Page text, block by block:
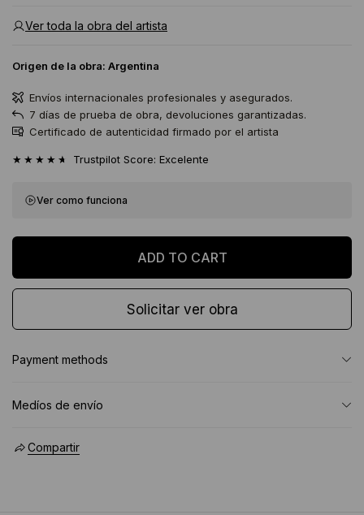
Ver toda la obra del artista
Origen de la obra: Argentina
Envíos internacionales profesionales y asegurados.
7 días de prueba de obra, devoluciones garantizadas.
Certificado de autenticidad firmado por el artista
★★★★★ Trustpilot Score: Excelente
Ver como funciona
Solicitar ver obra
Payment methods
Medíos de envío
Compartir